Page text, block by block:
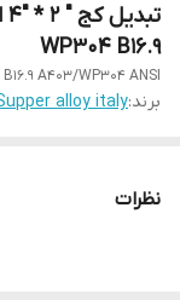
WP304 B16.9
B16.9 A403/WP304 ANSI
برند:alloy italy
نظرات